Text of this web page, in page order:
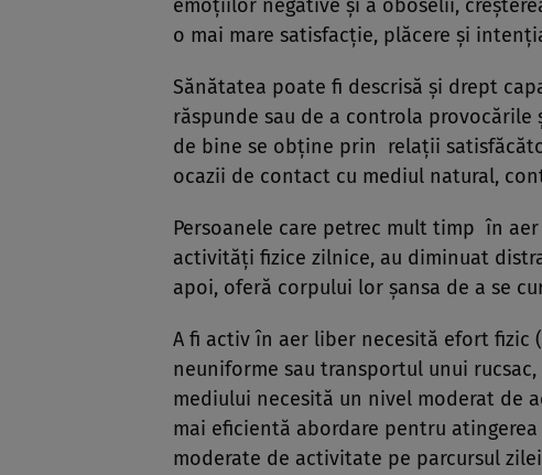
emoțiilor negative și a oboselii,
o mai mare satisfacție, plăcere și
Sănătatea poate fi descrisă și drept
răspunde sau de a controla
de bine se obține prin relații
ocazii de contact cu mediul natural,
Persoanele care petrec mult timp în
activități fizice zilnice, au diminuat
apoi, oferă corpului lor șansa de a se
A fi activ în aer liber necesită efort fizic
neuniforme sau transportul unui
mediului necesită un nivel moderat de
mai eficientă abordare pentru
moderate de activitate pe parcursul